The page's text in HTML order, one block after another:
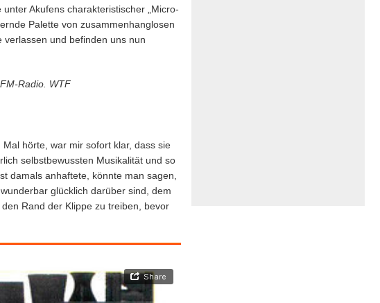
Akufens charakteristischer „Micro-
Palette von zusammenhanglosen
verlassen und befinden uns nun
Radio. WTF
hörte, war mir sofort klar, dass sie
selbstbewussten Musikalität und so
damals anhaftete, könnte man sagen,
glücklich darüber sind, dem
Rand der Klippe zu treiben, bevor